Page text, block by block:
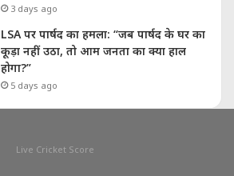
3 days ago
LSA पर पार्षद का हमला: “जब पार्षद के घर का
कूड़ा नहीं उठा, तो आम जनता का क्या हाल
होगा?”
5 days ago
Live Cricket Score